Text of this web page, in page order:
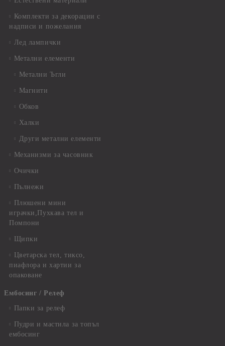
Комплекти за декорации с
надписи и пожелания
Лед лампички
Метални елементи
Метални Ъгли
Магнити
Обков
Халки
Други метални елементи
Механизми за часовник
Очички
Пълнежи
Плюшени мини
играчки,Пухкава тел и
Помпони
Щипки
Цветарска тел, тиксо,
пиафлора и хартии за
опаковане
Ембосинг / Релеф
Папки за релеф
Пудри и мастила за топъл
ембосинг